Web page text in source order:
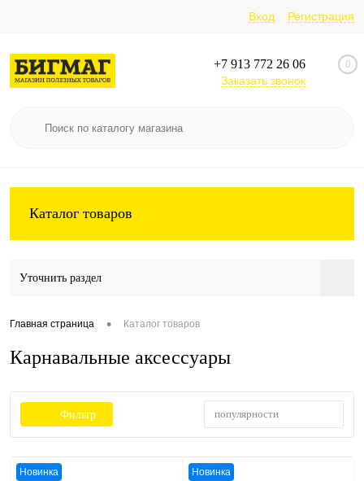
Вход Регистрация
+7 913 772 26 06
Заказать звонок
0
Каталог товаров
Уточнить раздел
Главная страница • Каталог товаров
Карнавальные аксессуары
Фильтр популярности
Новинка Новинка